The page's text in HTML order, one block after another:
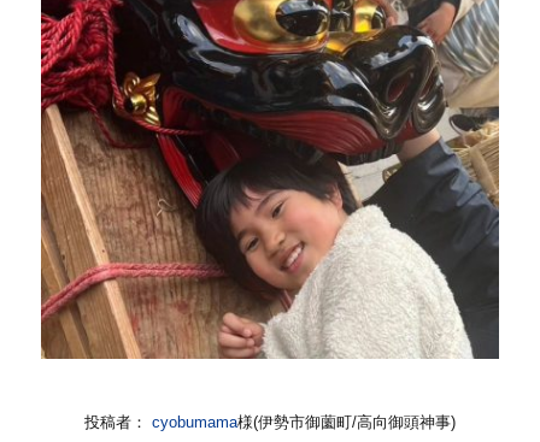
投稿者： cyobumama様(伊勢市御薗町/高向御頭神事)